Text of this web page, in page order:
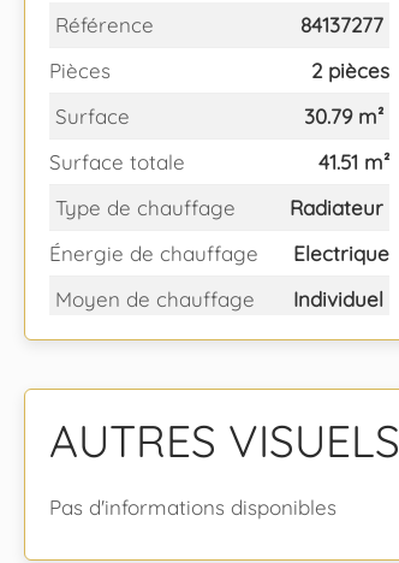
Référence
84137277
Pièces
2 pièces
Surface
30.79 m²
Surface totale
41.51 m²
Type de chauffage
Radiateur
Énergie de chauffage
Electrique
Moyen de chauffage
Individuel
AUTRES VISUELS
Pas d'informations disponibles